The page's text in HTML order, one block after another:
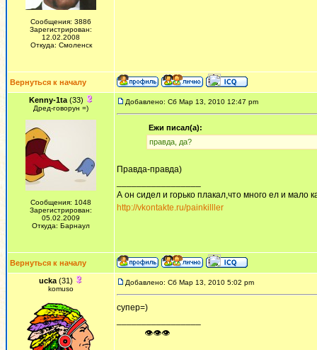
Сообщения: 3886
Зарегистрирован:
12.02.2008
Откуда: Смоленск
Вернуться к началу
Kenny-1ta(33)
Дред-говорун =)
Сообщения: 1048
Зарегистрирован:
05.02.2009
Откуда: Барнаул
Добавлено: Сб Мар 13, 2010 12:47 pm
Ежи писал(а):
правда, да?
Правда-правда)
А он сидел и горько плакал,что много ел и мало
http://vkontakte.ru/painkilller
Вернуться к началу
ucka (31)
komuso
Добавлено: Сб Мар 13, 2010 5:02 pm
супер=)
ᅠ ᅠ ᅠ👁👁👁